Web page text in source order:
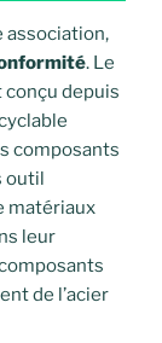
association,
. Le
depuis
composants
outil
matériaux
leur
de l’acier